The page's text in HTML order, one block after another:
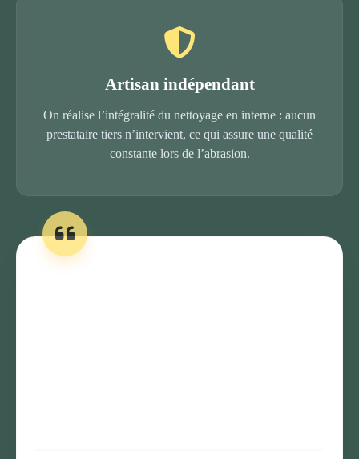
Artisan indépendant
On réalise l’intégralité du nettoyage en interne : aucun
prestataire tiers n’intervient, ce qui assure une qualité
constante lors de l’abrasion.